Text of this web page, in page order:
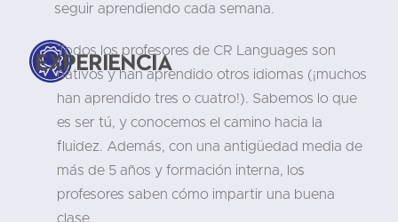
seguir aprendiendo cada semana.
Experiencia
Todos los profesores de CR Languages son
nativos y han aprendido otros idiomas (¡muchos
han aprendido tres o cuatro!). Sabemos lo que
es ser tú, y conocemos el camino hacia la
fluidez. Además, con una antigüedad media de
más de 5 años y formación interna, los
profesores saben cómo impartir una buena
clase.